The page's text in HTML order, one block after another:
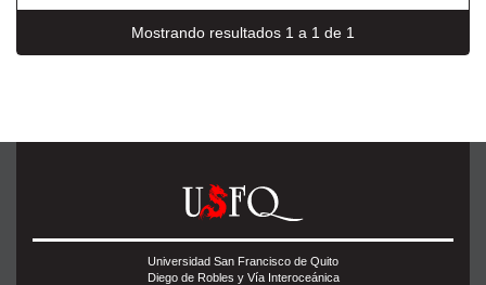
Mostrando resultados 1 a 1 de 1
Universidad San Francisco de Quito
Diego de Robles y Vía Interoceánica